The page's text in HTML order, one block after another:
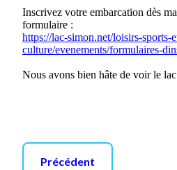
Inscrivez votre embarcation dès
formulaire :
https://lac-simon.net/loisirs-sports-
culture/evenements/formulaires-
Nous avons bien hâte de voir le
Précédent